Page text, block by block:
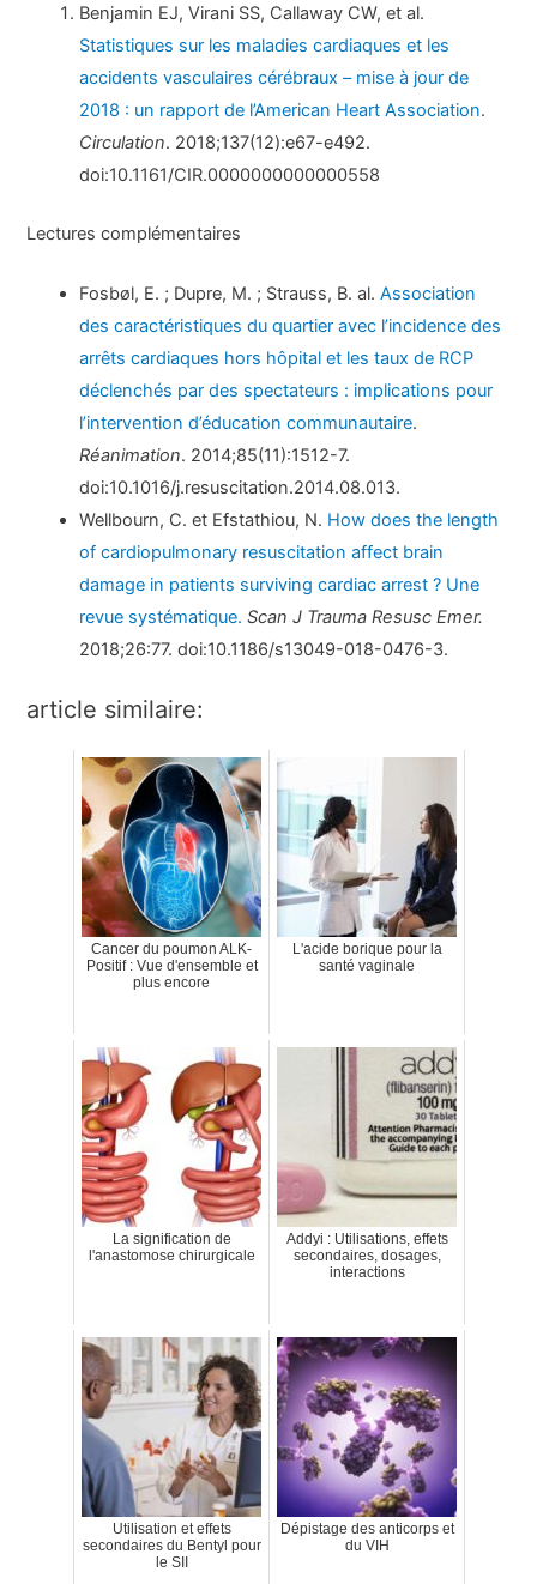
Benjamin EJ, Virani SS, Callaway CW, et al.
Statistiques sur les maladies cardiaques et les
accidents vasculaires cérébraux – mise à jour de
2018 : un rapport de l’American Heart Association.
Circulation. 2018;137(12):e67-e492.
doi:10.1161/CIR.0000000000000558
Lectures complémentaires
Fosbøl, E. ; Dupre, M. ; Strauss, B. al.Association
des caractéristiques du quartier avec l’incidence des
arrêts cardiaques hors hôpital et les taux de RCP
déclenchés par des spectateurs : implications pour
l’intervention d’éducation communautaire.
Réanimation. 2014;85(11):1512-7.
doi:10.1016/j.resuscitation.2014.08.013.
Wellbourn, C. et Efstathiou, N. How does the length
of cardiopulmonary resuscitation affect brain
damage in patients surviving cardiac arrest ? Une
revue systématique. Scan J Trauma Resusc Emer.
2018;26:77. doi:10.1186/s13049-018-0476-3.
article similaire:
Cancer du poumon ALK-
Positif : Vue d'ensemble et
plus encore
L'acide borique pour la
santé vaginale
La signification de
l'anastomose chirurgicale
Addyi : Utilisations, effets
secondaires, dosages,
interactions
Utilisation et effets
secondaires du Bentyl pour
le SII
Dépistage des anticorps et
du VIH